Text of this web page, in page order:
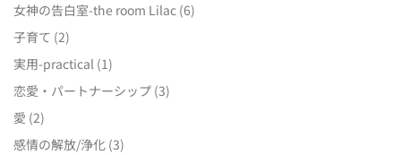
女神の告白室-the room Lilac (6)
子育て (2)
実用-practical (1)
恋愛・パートナーシップ (3)
愛 (2)
感情の解放/浄化 (3)